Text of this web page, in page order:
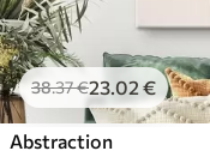
38.37€23.02 €
Abstraction